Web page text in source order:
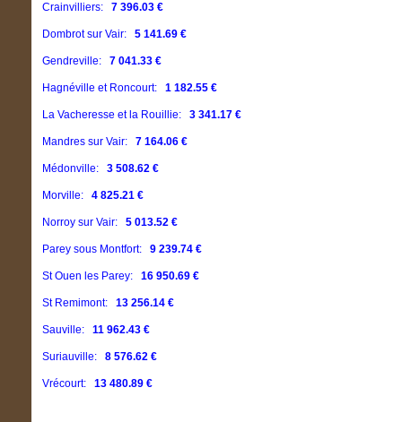
Crainvilliers: 7 396.03 €
Dombrot sur Vair: 5 141.69 €
Gendreville: 7 041.33 €
Hagnéville et Roncourt: 1 182.55 €
La Vacheresse et la Rouillie: 3 341.17 €
Mandres sur Vair: 7 164.06 €
Médonville: 3 508.62 €
Morville: 4 825.21 €
Norroy sur Vair: 5 013.52 €
Parey sous Montfort: 9 239.74 €
St Ouen les Parey: 16 950.69 €
St Remimont: 13 256.14 €
Sauville: 11 962.43 €
Suriauville: 8 576.62 €
Vrécourt: 13 480.89 €